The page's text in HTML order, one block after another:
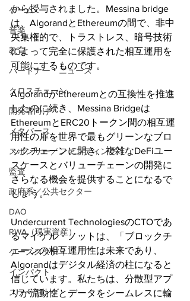
ゲーム
音楽
教育
パートナー・ニュース
クロスチェーン
開発者向け
メタバース
スポンサー／ファンディング
監査
政府系／公共セクター
DAO
RWA（現実資産）
ケーススタディ
インパクト
ステーキング
から授与されました。Messina bridge
は、AlgorandとEthereumの間で、非中
央集権的で、トラストレス、暗号技術
によって完全に保護された相互運用を
可能にするものです。
AlgorandがEthereumとの互換性を推進
したのに続き、Messina Bridgeは
EthereumとERC20トークン間の相互運
用性の扉を世界で最もグリーンなブロ
ックチェーンに開き、複雑なDeFiユー
スケースとバリューチェーンの開発に
さらなる機会を提供することになるで
しょう。
Undercurrent TechnologiesのCTOであ
るマイケル・ノットは、「ブロックチ
ェーンの相互運用性は未来であり、
Algorandはデジタル経済の柱になると
信じています。私たちは、分散型アプ
リが流動性とデータをシームレスに輸